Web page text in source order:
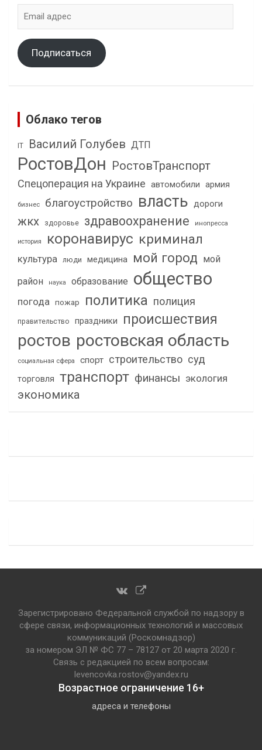
адрес
Подписаться
Облако тегов
IT Василий Голубев ДТП
РостовДон РостовТранспорт
Спецоперация на Украине автомобили армия
бизнес благоустройство власть дороги
жкх здоровье здравоохранение инопресса
история коронавирус криминал
культура люди медицина мой город мой
район
наука образование общество
погода пожар политика полиция
правительство праздники происшествия
ростов ростовская область
социальная сфера спорт строительство суд
торговля транспорт финансы экология
экономика
Зарегистрировано Федеральной службой по надзору в
сфере связи, информационных технологий и массовых
коммуникаций (Роскомнадзор)
за номером ЭЛ № ФС 77 – 78127 от 20 марта 2020 г.
Связь с редакцией по всем вопросам:
levencovka.rostov@yandex.ru
Возрастное ограничение 16+
адреса и телефоны